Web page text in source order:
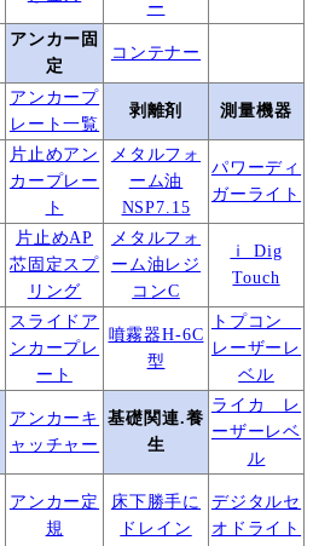
ー
アンカー固
定
コンテナー
アンカープ
レート一覧
剥離剤 測量機器
片止めアン
カープレー
ト
メタルフォ
ーム油
NSP7.15
パワーディ
ガーライト
片止めAP
芯固定スプ
リング
メタルフォ
ーム油レジ
コンC
ｉ Dig
Touch
スライドア
ンカープレ
ート
噴霧器H-6C
型
トプコン
レーザーレ
ベル
アンカーキ
ャッチャー
基礎関連.養
生
ライカ レ
ーザーレベ
ル
アンカー定
規
床下勝手に
ドレイン
デジタルセ
オドライト